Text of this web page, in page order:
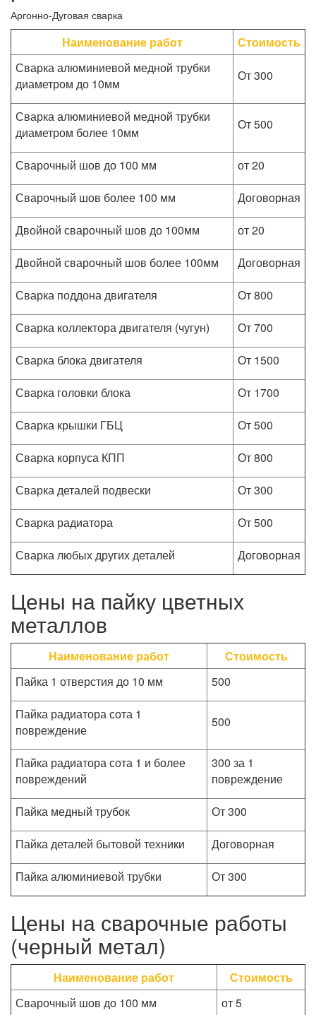
Аргонно-Дуговая сварка
Наименование работ
Стоимость
Сварка алюминиевой медной трубки
диаметром до 10мм
От 300
Сварка алюминиевой медной трубки
диаметром более 10мм
От 500
Сварочный шов до 100 мм
от 20
Сварочный шов более 100 мм
Договорная
Двойной сварочный шов до 100мм
от 20
Двойной сварочный шов более 100мм
Договорная
Сварка поддона двигателя
От 800
Сварка коллектора двигателя (чугун)
От 700
Сварка блока двигателя
От 1500
Сварка головки блока
От 1700
Сварка крышки ГБЦ
От 500
Сварка корпуса КПП
От 800
Сварка деталей подвески
От 300
Сварка радиатора
От 500
Сварка любых других деталей
Договорная
Цены на пайку цветных
металлов
Наименование работ
Стоимость
Пайка 1 отверстия до 10 мм
500
Пайка радиатора сота 1
повреждение
500
Пайка радиатора сота 1 и более
повреждений
300 за 1
повреждение
Пайка медный трубок
От 300
Пайка деталей бытовой техники
Договорная
Пайка алюминиевой трубки
От 300
Цены на сварочные работы
(черный метал)
Наименование работ
Стоимость
Сварочный шов до 100 мм
от 5